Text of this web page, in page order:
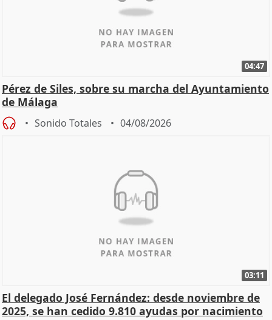
04:47
Pérez de Siles, sobre su marcha del Ayuntamiento
de Málaga
Sonido Totales 04/08/2026
03:11
El delegado José Fernández: desde noviembre de
2025, se han cedido 9.810 ayudas por nacimiento